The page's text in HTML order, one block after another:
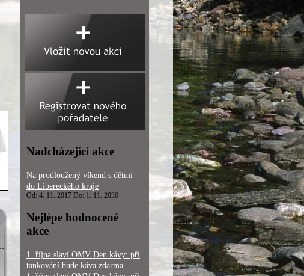
Nadcházející akce
Na prodloužený víkend s dětmi
do Libereckého kraje
Od: 4. 11. 2017 Do: 1. 11. 2030
Nejlépe hodnocené
akce
1. října slaví OMV Den kávy: při
tankování bude káva zdarma